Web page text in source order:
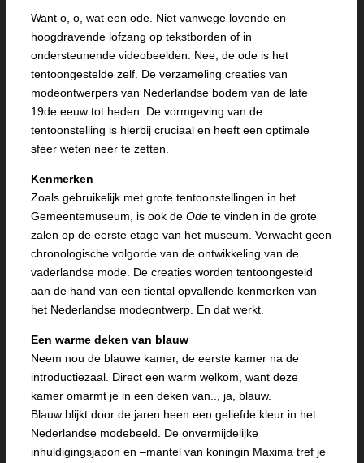
Want o, o, wat een ode. Niet vanwege lovende en
hoogdravende lofzang op tekstborden of in
ondersteunende videobeelden. Nee, de ode is het
tentoongestelde zelf. De verzameling creaties van
modeontwerpers van Nederlandse bodem van de late
19de eeuw tot heden. De vormgeving van de
tentoonstelling is hierbij cruciaal en heeft een optimale
sfeer weten neer te zetten.
Kenmerken
Zoals gebruikelijk met grote tentoonstellingen in het
Gemeentemuseum, is ook de Ode te vinden in de grote
zalen op de eerste etage van het museum. Verwacht geen
chronologische volgorde van de ontwikkeling van de
vaderlandse mode. De creaties worden tentoongesteld
aan de hand van een tiental opvallende kenmerken van
het Nederlandse modeontwerp. En dat werkt.
Een warme deken van blauw
Neem nou de blauwe kamer, de eerste kamer na de
introductiezaal. Direct een warm welkom, want deze
kamer omarmt je in een deken van.., ja, blauw.
Blauw blijkt door de jaren heen een geliefde kleur in het
Nederlandse modebeeld. De onvermijdelijke
inhuldigingsjapon en –mantel van koningin Maxima tref je